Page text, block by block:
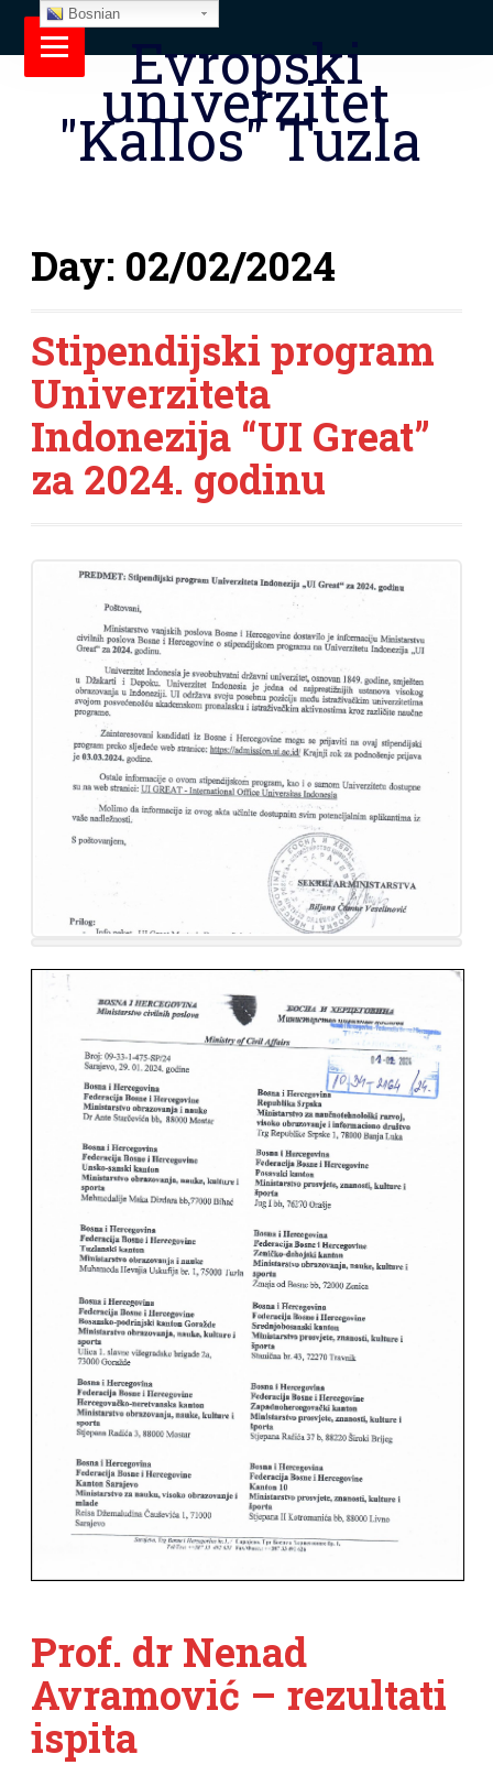
Evropski
univerzitet
"Kallos" Tuzla
Day: 02/02/2024
Stipendijski program
Univerziteta
Indonezija “UI Great”
za 2024. godinu
Prof. dr Nenad
Avramović – rezultati
ispita
Bosnian